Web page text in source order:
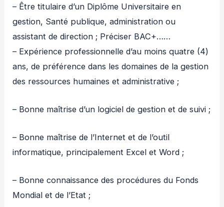
– Être titulaire d’un Diplôme Universitaire en
gestion, Santé publique, administration ou
assistant de direction ; Préciser BAC+……
– Expérience professionnelle d’au moins quatre (4)
ans, de préférence dans les domaines de la gestion
des ressources humaines et administrative ;
– Bonne maîtrise d’un logiciel de gestion et de suivi ;
– Bonne maîtrise de l’Internet et de l’outil
informatique, principalement Excel et Word ;
– Bonne connaissance des procédures du Fonds
Mondial et de l’Etat ;